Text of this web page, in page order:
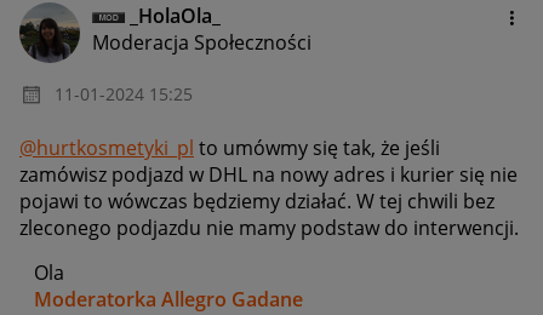
_HolaOla_
Moderacja Społeczności
‎11-01-2024 15:25
@hurtkosmetyki_pl to umówmy się tak, że jeśli
zamówisz podjazd w DHL na nowy adres i kurier się nie
pojawi to wówczas będziemy działać. W tej chwili bez
zleconego podjazdu nie mamy podstaw do interwencji.
Ola
Moderatorka Allegro Gadane